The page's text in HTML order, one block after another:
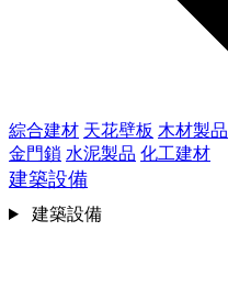
綜合建材 天花壁板 木材製品
金門鎖 水泥製品 化工建材
建築設備
建築設備